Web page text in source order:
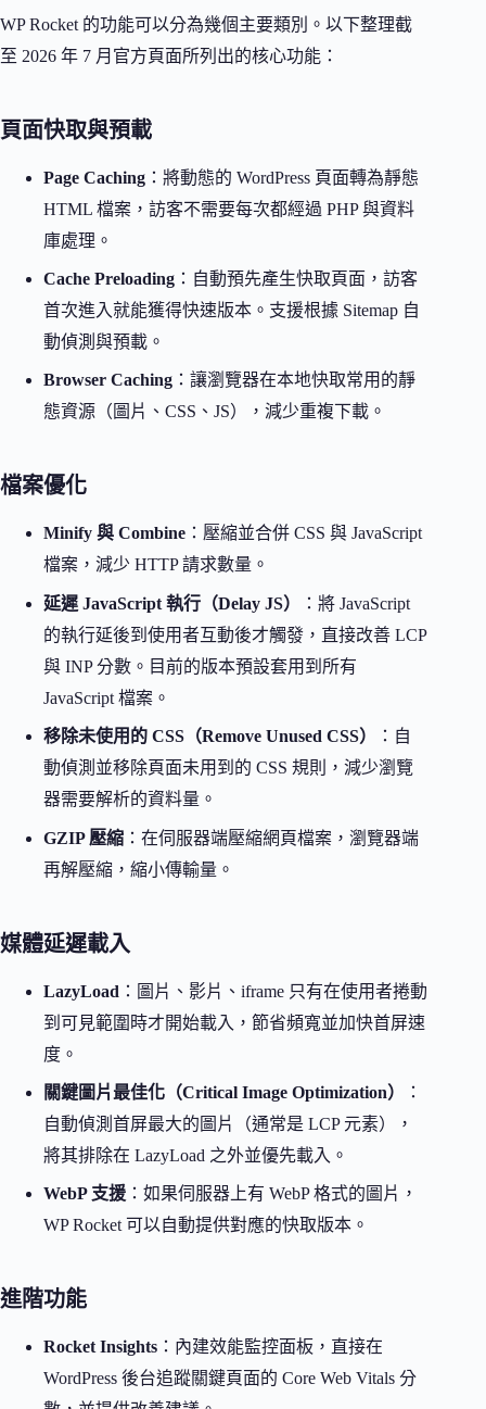
WP Rocket 的功能可以分為幾個主要類別。以下整理截
至 2026 年 7 月官方頁面所列出的核心功能：
頁面快取與預載
Page Caching ：將動態的 WordPress 頁面轉為靜態
HTML 檔案，訪客不需要每次都經過 PHP 與資料
庫處理。
Cache Preloading ：自動預先產生快取頁面，訪客
首次進入就能獲得快速版本。支援根據 Sitemap 自
動偵測與預載。
Browser Caching ：讓瀏覽器在本地快取常用的靜
態資源（圖片、CSS、JS），減少重複下載。
檔案優化
Minify 與 Combine ：壓縮並合併 CSS 與 JavaScript
檔案，減少 HTTP 請求數量。
延遲 JavaScript 執行（Delay JS）
：將 JavaScript
的執行延後到使用者互動後才觸發，直接改善 LCP
與 INP 分數。目前的版本預設套用到所有
JavaScript 檔案。
移除未使用的 CSS（Remove Unused CSS）
：自
動偵測並移除頁面未用到的 CSS 規則，減少瀏覽
器需要解析的資料量。
GZIP 壓縮 ：在伺服器端壓縮網頁檔案，瀏覽器端
再解壓縮，縮小傳輸量。
媒體延遲載入
LazyLoad ：圖片、影片、iframe 只有在使用者捲動
到可見範圍時才開始載入，節省頻寬並加快首屏速
度。
關鍵圖片最佳化（Critical Image Optimization）
：
自動偵測首屏最大的圖片（通常是 LCP 元素），
將其排除在 LazyLoad 之外並優先載入。
WebP 支援 ：如果伺服器上有 WebP 格式的圖片，
WP Rocket 可以自動提供對應的快取版本。
進階功能
Rocket Insights ：內建效能監控面板，直接在
WordPress 後台追蹤關鍵頁面的 Core Web Vitals 分